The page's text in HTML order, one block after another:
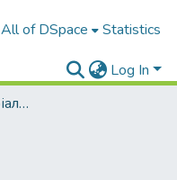
All of DSpace Statistics
Log In
Архів наукових матеріалів